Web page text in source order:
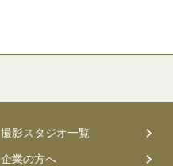
撮影スタジオ一覧
企業の方へ